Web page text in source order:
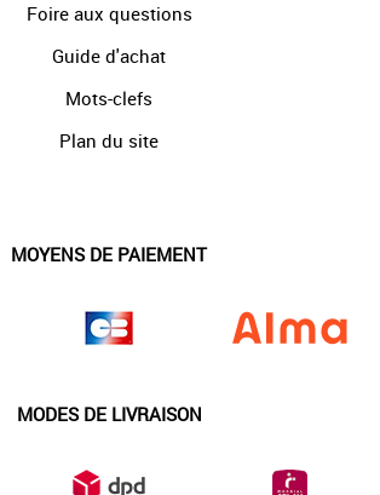
Foire aux questions
Guide d'achat
Mots-clefs
Plan du site
MOYENS DE PAIEMENT
MODES DE LIVRAISON